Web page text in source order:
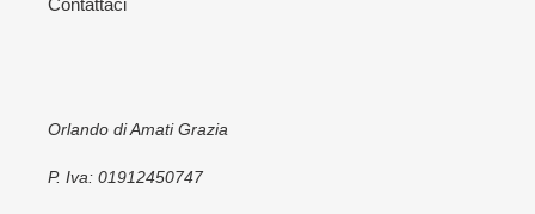
Contattaci
Orlando di Amati Grazia
P. Iva: 01912450747